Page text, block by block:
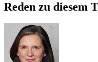
Reden zu diesem